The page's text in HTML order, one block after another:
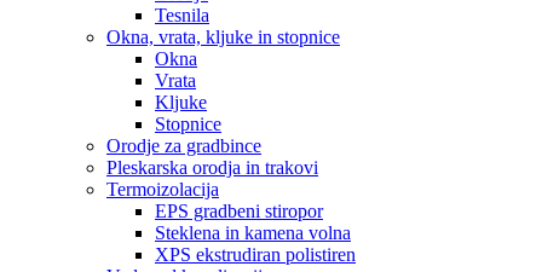
Tesnila
Okna, vrata, kljuke in stopnice
Okna
Vrata
Kljuke
Stopnice
Orodje za gradbince
Pleskarska orodja in trakovi
Termoizolacija
EPS gradbeni stiropor
Steklena in kamena volna
XPS ekstrudiran polistiren